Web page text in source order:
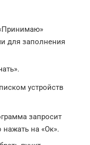
для заполнения
устройств
запросит
на «Oк».